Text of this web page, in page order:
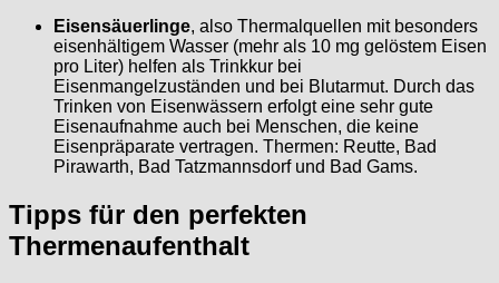
Eisensäuerlinge, also Thermalquellen mit besonders
eisenhältigem Wasser (mehr als 10 mg gelöstem Eisen
pro Liter) helfen als Trinkkur bei
Eisenmangelzuständen und bei Blutarmut. Durch das
Trinken von Eisenwässern erfolgt eine sehr gute
Eisenaufnahme auch bei Menschen, die keine
Eisenpräparate vertragen. Thermen: Reutte, Bad
Pirawarth, Bad Tatzmannsdorf und Bad Gams.
Tipps für den perfekten
Thermenaufenthalt